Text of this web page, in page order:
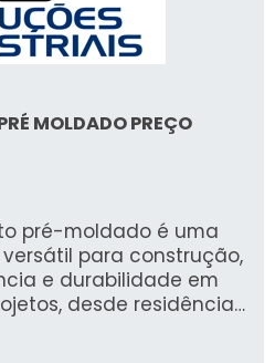
MOLDADO PREÇO
pré-moldado é uma
para construção,
e durabilidade em
desde residências